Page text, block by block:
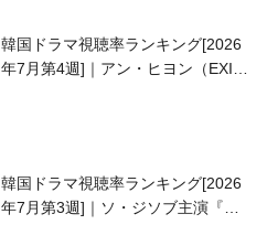
韓国ドラマ視聴率ランキング[2026
年7月第4週]｜アン・ヒヨン（EXID
韓国ドラマ視聴率ランキング[2026
年7月第3週]｜ソ・ジソブ主演『エ